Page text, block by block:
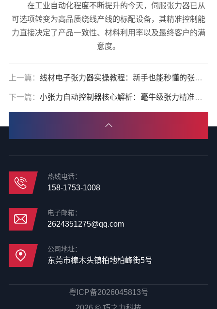
在工业自动化程度不断提升的今天，伺服张力器已从
可选项转变为高品质绕线产线的标配设备，其精准控制能
力直接决定了产品一致性、材料利用率以及最终客户的满
意度。
上一篇： 线材电子张力器实操教程：新手也能秒懂的张力调节秘诀
下一篇： 小张力自动控制器核心解析：毫牛级张力精准掌控
热线电话：
158-1753-1008
电子邮箱：
2624351275@qq.com
公司地址：
东莞市樟木头镇柏地柏峰街5号
粤ICP备2026045813号